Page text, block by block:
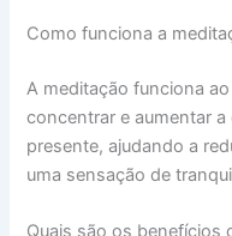
Como funciona a
A meditação funciona
concentrar e aumentar
presente, ajudando a
uma sensação de
Quais são os benefícios